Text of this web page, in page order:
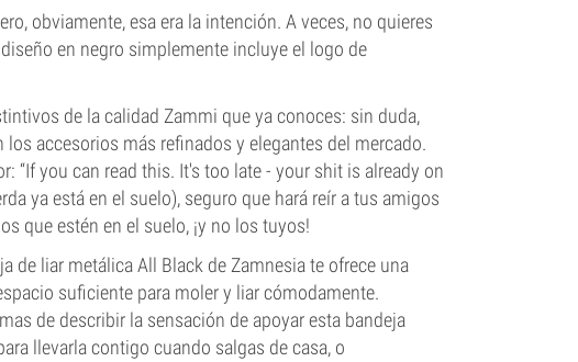
obviamente, esa era la intención. A veces, no quieres
en negro simplemente incluye el logo de
de la calidad Zammi que ya conoces: sin duda,
accesorios más refinados y elegantes del mercado.
“If you can read this. It's too late - your shit is already on
ya está en el suelo), seguro que hará reír a tus amigos
que estén en el suelo, ¡y no los tuyos!
de liar metálica All Black de Zamnesia te ofrece una
suficiente para moler y liar cómodamente.
de describir la sensación de apoyar esta bandeja
llevarla contigo cuando salgas de casa, o